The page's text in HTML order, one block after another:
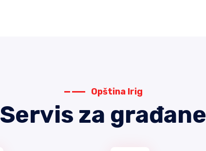
Opština Irig
Servis za građane